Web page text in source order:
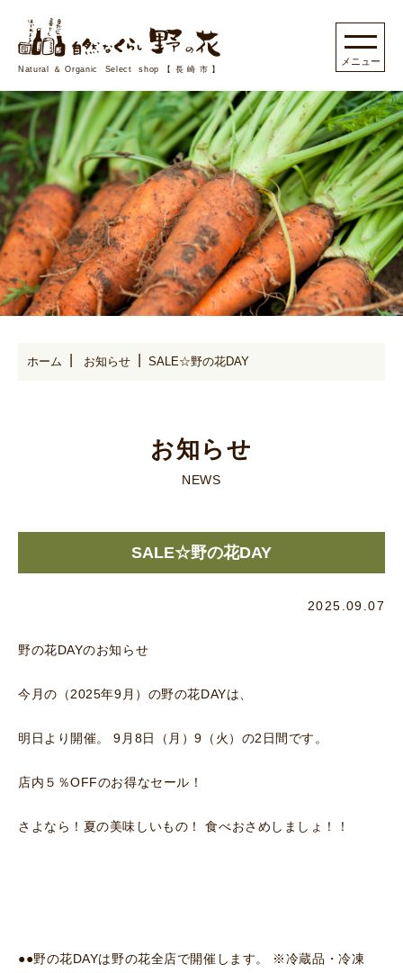
Natural＆Organic Select shop【長崎市】
ホーム お知らせ SALE☆野の花DAY
お知らせ
NEWS
SALE☆野の花DAY
2025.09.07
野の花DAYのお知らせ
今月の（2025年9月）の野の花DAYは、
明日より開催。 9月8日（月）9（火）の2日間です。
店内５％OFFのお得なセール！
さよなら！夏の美味しいもの！ 食べおさめしましょ！！
●●野の花DAYは野の花全店で開催します。 ※冷蔵品・冷凍